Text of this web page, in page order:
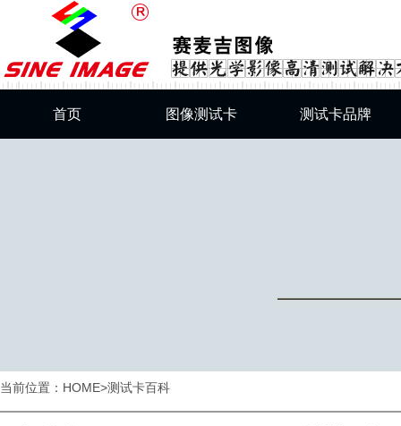
首页 图像测试卡
色彩还原测试卡
测试卡品牌
当前位置： HOME>测试卡百科